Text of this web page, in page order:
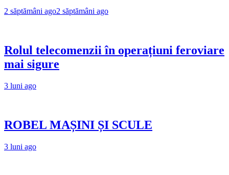
2 săptămâni ago2 săptămâni ago
Rolul telecomenzii în operațiuni feroviare
mai sigure
3 luni ago
ROBEL MAȘINI ȘI SCULE
3 luni ago